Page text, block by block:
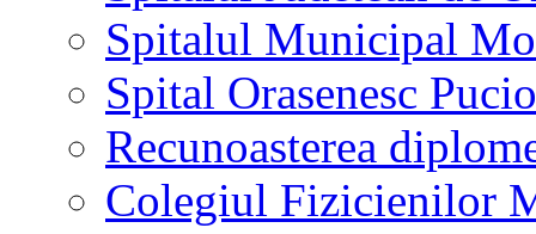
Spitalul Municipal
Spital Orasenesc
Recunoasterea
Colegiul Fizicienilor